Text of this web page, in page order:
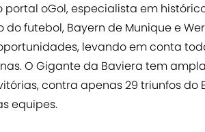
oGol, especialista em
futebol, Bayern de Munique e
levando em conta
O Gigante da Baviera tem ampla
contra apenas 29 triunfos do
equipes.